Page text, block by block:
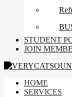
STUDENT
JOIN
HOME
SERVICES